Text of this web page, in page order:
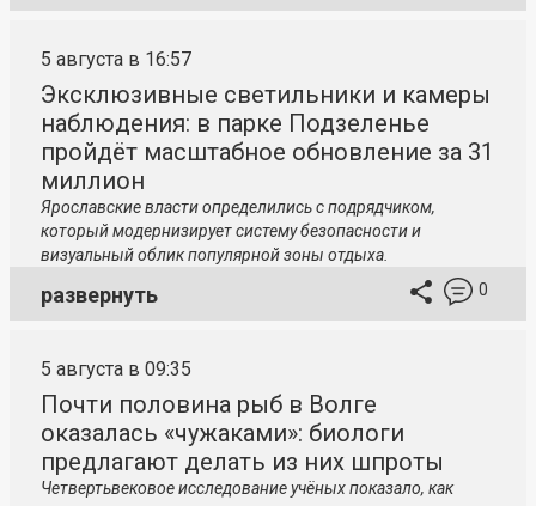
5 августа в 16:57
Эксклюзивные светильники и камеры
наблюдения: в парке Подзеленье
пройдёт масштабное обновление за 31
миллион
Ярославские власти определились с подрядчиком,
который модернизирует систему безопасности и
визуальный облик популярной зоны отдыха.
развернуть 0
5 августа в 09:35
Почти половина рыб в Волге
оказалась «чужаками»: биологи
предлагают делать из них шпроты
Четвертьвековое исследование учёных показало, как